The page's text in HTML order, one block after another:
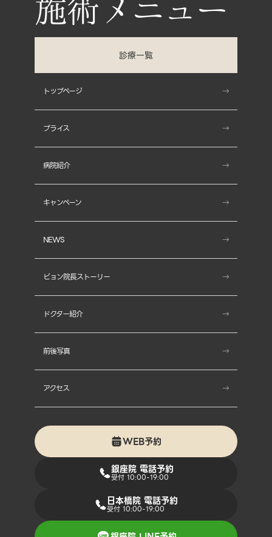
診療一覧
- ヒアルロン酸注入
- ポラージェン
- テンサーマ
- ミントリフト
- ジェントルマックスプロ
- シルクウェーブ
- アクアピール
- ジェネシスレーザー
- 表情筋ジワ注射
トップページ
プライス
病院紹介
キャンペーン
NEWS
ビョン院長ストーリー
ドクター紹介
前後写真
アクセス
WEB予約
銀座院 電話予約
受付 10:00-19:00
日本橋院 電話予約
受付 10:00-19:00